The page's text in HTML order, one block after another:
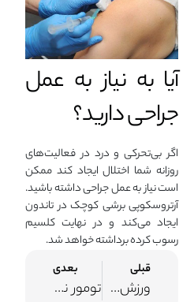
آیا به نیاز به عمل
جراحی دارید؟
اگر بی‌تحرکی و درد در فعالیت‌های
روزانه شما اختلال ایجاد کند ممکن
است نیاز به عمل جراحی داشته باشید.
آرتروسکوپی برشی کوچک در تاندون
ایجاد می‌کند و در نهایت کلسیم
رسوب کرده برداشته خواهد شد.
قبلی
ورزش‌های مضر برای دیسک گردن
بعدی
تومور نخاعی یا سرطان نخاع چیست و چه درمانی دارد